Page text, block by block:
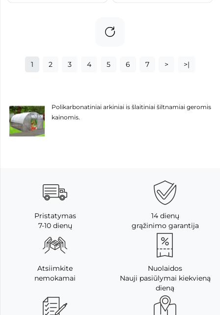
1 2 3 4 5 6 7 > >|
Polikarbonatiniai arkiniai is šlaitiniai šiltnamiai geromis
kainomis.
Pristatymas
7-10 dienų
14 dienų
grąžinimo garantija
Atsiimkite
nemokamai
Nuolaidos
Nauji pasiūlymai kiekvieną
dieną